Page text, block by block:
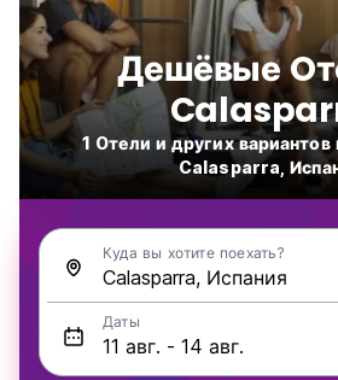
Дешёвые
1 Oтели и других
Calasparra,
Куда вы хотите поехать?
Даты